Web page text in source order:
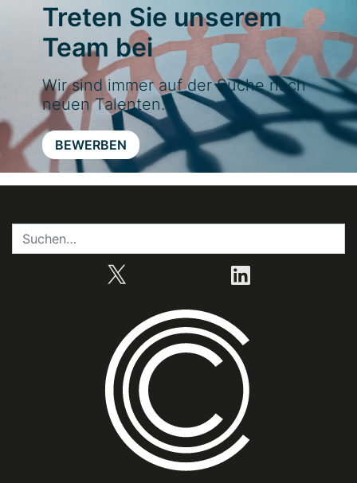
Treten Sie unserem
Team bei
Wir sind immer auf der Suche nach
neuen Talenten.
BEWERBEN
LinkedIn